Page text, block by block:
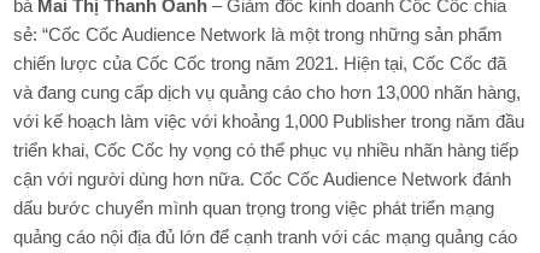
bà Mai Thị Thanh Oanh – Giám đốc kinh doanh Cốc Cốc chia
sẻ: “Cốc Cốc Audience Network là một trong những sản phẩm
chiến lược của Cốc Cốc trong năm 2021. Hiện tại, Cốc Cốc đã
và đang cung cấp dịch vụ quảng cáo cho hơn 13,000 nhãn hàng,
với kế hoạch làm việc với khoảng 1,000 Publisher trong năm đầu
triển khai, Cốc Cốc hy vọng có thể phục vụ nhiều nhãn hàng tiếp
cận với người dùng hơn nữa. Cốc Cốc Audience Network đánh
dấu bước chuyển mình quan trọng trong việc phát triển mạng
quảng cáo nội địa đủ lớn để cạnh tranh với các mạng quảng cáo